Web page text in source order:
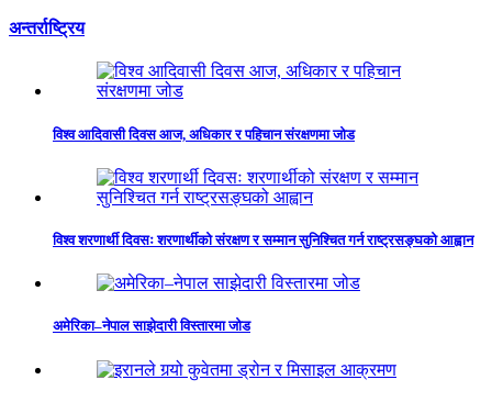
अन्तर्राष्ट्रिय
विश्व आदिवासी दिवस आज, अधिकार र पहिचान संरक्षणमा जोड
विश्व शरणार्थी दिवसः शरणार्थीको संरक्षण र सम्मान सुनिश्चित गर्न राष्ट्रसङ्घको आह्वान
अमेरिका–नेपाल साझेदारी विस्तारमा जोड